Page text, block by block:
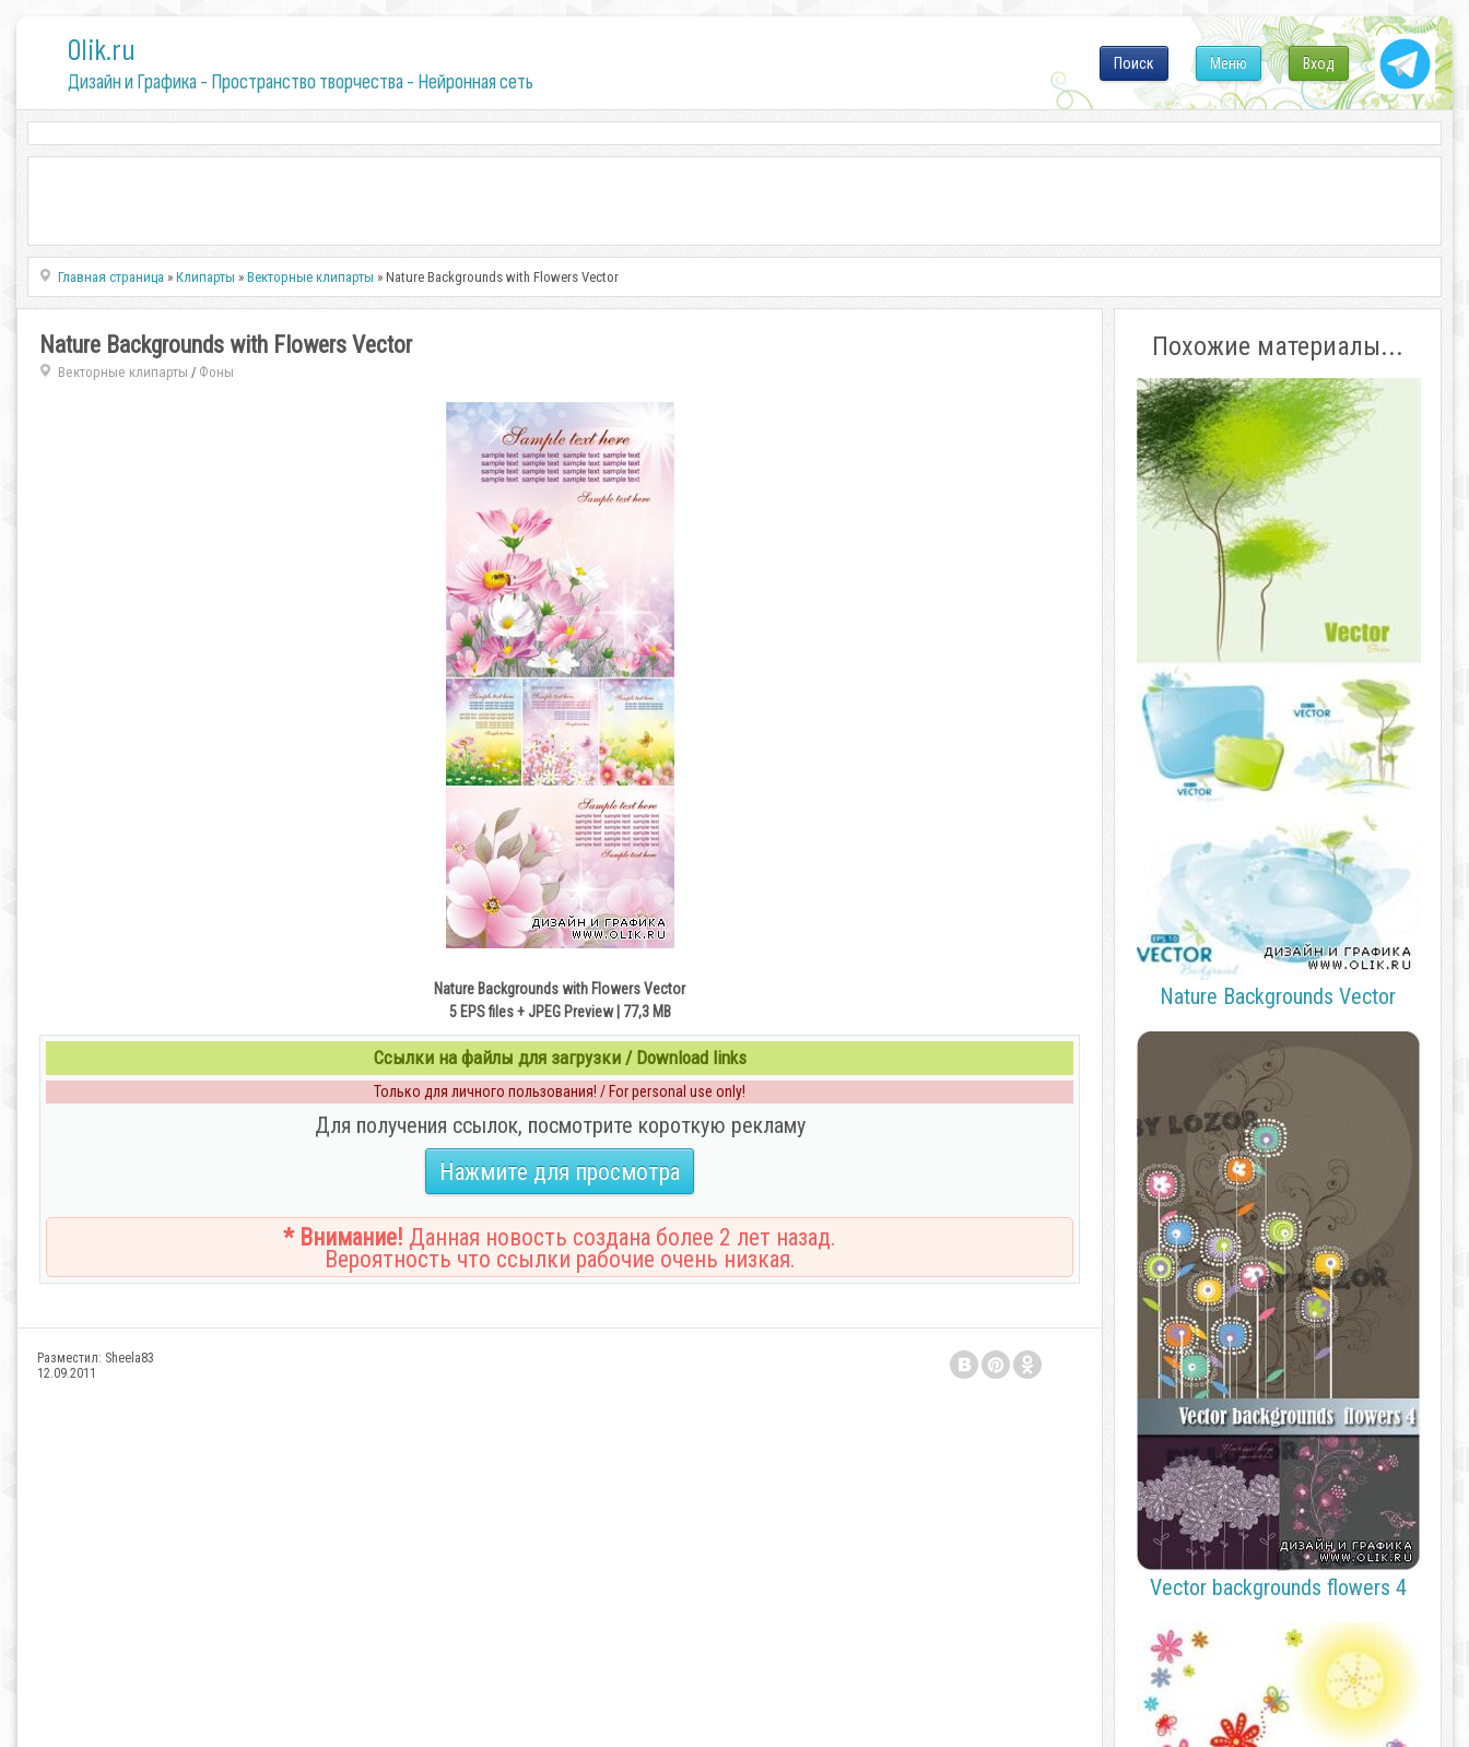
0lik.ru
Дизайн и Графика - Пространство творчества - Нейронная сеть
Вход
Меню
Поиск
Главная страница »Клипарты »Векторные клипарты » Nature Backgrounds with Flowers Vector
Nature Backgrounds with Flowers Vector
Векторные клипарты / Фоны
Nature Backgrounds with Flowers Vector
5 EPS files + JPEG Preview | 77,3 MB
Ссылки на файлы для загрузки / Download links
Только для личного пользования! / For personal use only!
Для получения ссылок, посмотрите короткую рекламу
Нажмите для просмотра
* Внимание! Данная новость создана более 2 лет назад.
Вероятность что ссылки рабочие очень низкая.
Разместил: Sheela83
12.09.2011
Похожие материалы...
Nature Backgrounds Vector
Vector backgrounds flowers 4